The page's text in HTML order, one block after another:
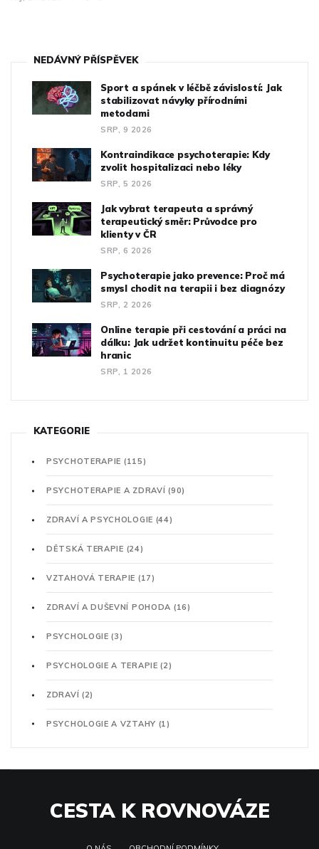
NEDÁVNÝ PŘÍSPĚVEK
Sport a spánek v léčbě závislostí: Jak
stabilizovat návyky přírodními
metodami
SRP, 9 2026
Kontraindikace psychoterapie: Kdy
zvolit hospitalizaci nebo léky
SRP, 5 2026
Jak vybrat terapeuta a správný
terapeutický směr: Průvodce pro
klienty v ČR
SRP, 6 2026
Psychoterapie jako prevence: Proč má
smysl chodit na terapii i bez diagnózy
SRP, 2 2026
Online terapie při cestování a práci na
dálku: Jak udržet kontinuitu péče bez
hranic
SRP, 1 2026
KATEGORIE
PSYCHOTERAPIE (115)
PSYCHOTERAPIE A ZDRAVÍ(90)
ZDRAVÍ A PSYCHOLOGIE (44)
DĚTSKÁ TERAPIE (24)
VZTAHOVÁ TERAPIE (17)
ZDRAVÍ A DUŠEVNÍ POHODA (16)
PSYCHOLOGIE(3)
PSYCHOLOGIE A TERAPIE(2)
ZDRAVÍ (2)
PSYCHOLOGIE A VZTAHY (1)
CESTA K ROVNOVÁZE